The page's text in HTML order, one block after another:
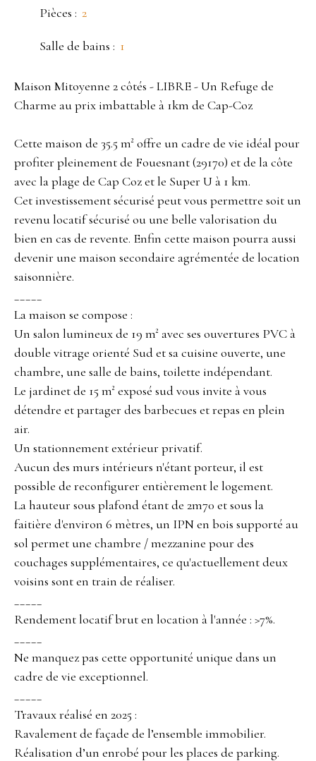
Pièces : 2
Salle de bains : 1
Maison Mitoyenne 2 côtés - LIBRE - Un Refuge de
Charme au prix imbattable à 1km de Cap-Coz
Cette maison de 35.5 m² offre un cadre de vie idéal pour
profiter pleinement de Fouesnant (29170) et de la côte
avec la plage de Cap Coz et le Super U à 1 km.
Cet investissement sécurisé peut vous permettre soit un
revenu locatif sécurisé ou une belle valorisation du
bien en cas de revente. Enfin cette maison pourra aussi
devenir une maison secondaire agrémentée de location
saisonnière.
La maison se compose :
Un salon lumineux de 19 m² avec ses ouvertures PVC à
double vitrage orienté Sud et sa cuisine ouverte, une
chambre, une salle de bains, toilette indépendant.
Le jardinet de 15 m² exposé sud vous invite à vous
détendre et partager des barbecues et repas en plein
air.
Un stationnement extérieur privatif.
Aucun des murs intérieurs n'étant porteur, il est
possible de reconfigurer entièrement le logement.
La hauteur sous plafond étant de 2m70 et sous la
faitière d'environ 6 mètres, un IPN en bois supporté au
sol permet une chambre / mezzanine pour des
couchages supplémentaires, ce qu'actuellement deux
voisins sont en train de réaliser.
Rendement locatif brut en location à l'année : >7%.
Ne manquez pas cette opportunité unique dans un
cadre de vie exceptionnel.
Travaux réalisé en 2025 :
Ravalement de façade de l’ensemble immobilier.
Réalisation d’un enrobé pour les places de parking.